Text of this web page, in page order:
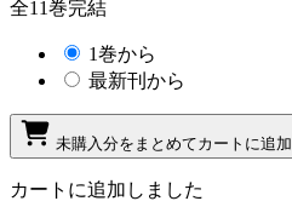
全11巻完結
1巻から
最新刊から
未購入分をまとめてカートに追加
カートに追加しました